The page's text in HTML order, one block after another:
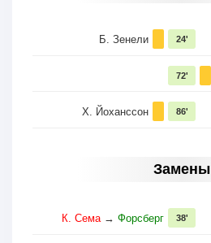
Б. Зенели 24'
72'
Х. Йоханссон 86'
Замены
К. Сема→ Форсберг 38'